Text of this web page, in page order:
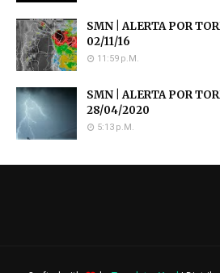
SMN | ALERTA POR
02/11/16
11:59 P.m.
SMN | ALERTA POR
28/04/2020
5:13 P.m.